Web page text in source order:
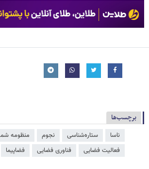
برچسب‌ها
ناسا ستاره‌شناسی نجوم
منظومه
فعالیت فضایی
فناوری فضایی فضاپیما